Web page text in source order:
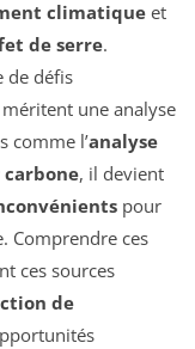
climatique et
de serre.
de défis
une analyse
comme l’analyse
, il devient
pour
Comprendre ces
ces sources
de